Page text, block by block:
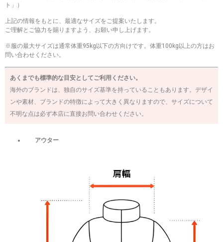
ト」）
上記の情報をもとに、最適なサイズをご提案いたします。
ご理解とご協力を賜りますよう、お願い申し上げます。
※服の最大サイズは通常体重95kg以下の方向けです。体重100kg以上の方はお
問い合わせください。
あくまでも標準的な目安としてご利用ください。
海外のブランドは、独自のサイズ基準を持っていることもあります。デザイ
ンや素材、ブランドの特徴によって大きく異なりますので、サイズについて
不明な点は必ず本店に直接お問い合わせください。
アウター